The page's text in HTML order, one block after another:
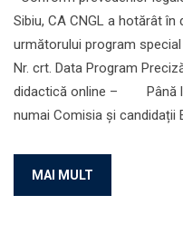
Sibiu, CA CNGL a hotărât în
următorului program
Nr. crt. Data Program
didactică online – Până la
numai Comisia și
MAI MULT